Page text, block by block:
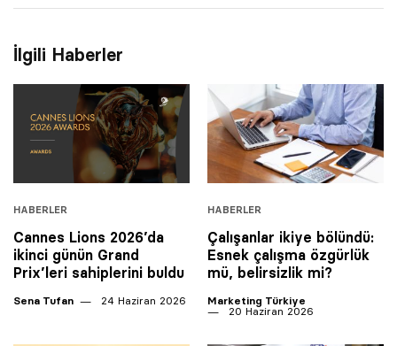
İlgili Haberler
HABERLER
Cannes Lions 2026’da
ikinci günün Grand
Prix’leri sahiplerini buldu
Sena Tufan 24 Haziran 2026
HABERLER
Çalışanlar ikiye bölündü:
Esnek çalışma özgürlük
mü, belirsizlik mi?
Marketing Türkiye
20 Haziran 2026